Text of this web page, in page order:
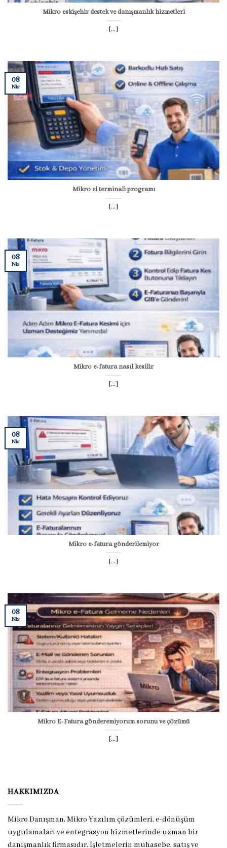
Mikro eskişehir destek ve danışmanlık hizmetleri
[...]
Mikro el terminali programı
[...]
08
Nis
Mikro e-fatura nasıl kesilir
[...]
08
Nis
Mikro e-fatura gönderilemiyor
[...]
08
Nis
Mikro E-Fatura gönderemiyorum sorunu ve çözümü
[...]
08
Nis
HAKKIMIZDA
Mikro Danışman, Mikro Yazılım çözümleri, e-dönüşüm
uygulamaları ve entegrasyon hizmetlerinde uzman bir
danışmanlık firmasıdır. İşletmelerin muhasebe, satış ve